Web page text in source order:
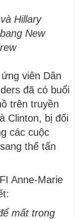
Hillary
New
viên Dân
đã có buổi
trên truyền
Clinton, bị đối
các cuộc
thế tấn
Anne-Marie
mất trong